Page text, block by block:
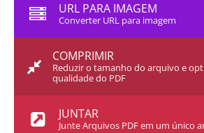
URL PARA IMAGEM
Converter URL para imagem
COMPRIMIR
Reduzir o tamanho do arquivo e
qualidade do PDF
JUNTAR
Junte Arquivos PDF em um único